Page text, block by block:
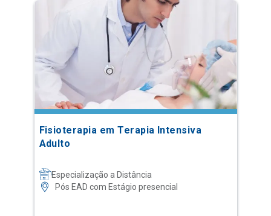
Fisioterapia em Terapia Intensiva
Adulto
Especialização a Distância
Pós EAD com Estágio presencial